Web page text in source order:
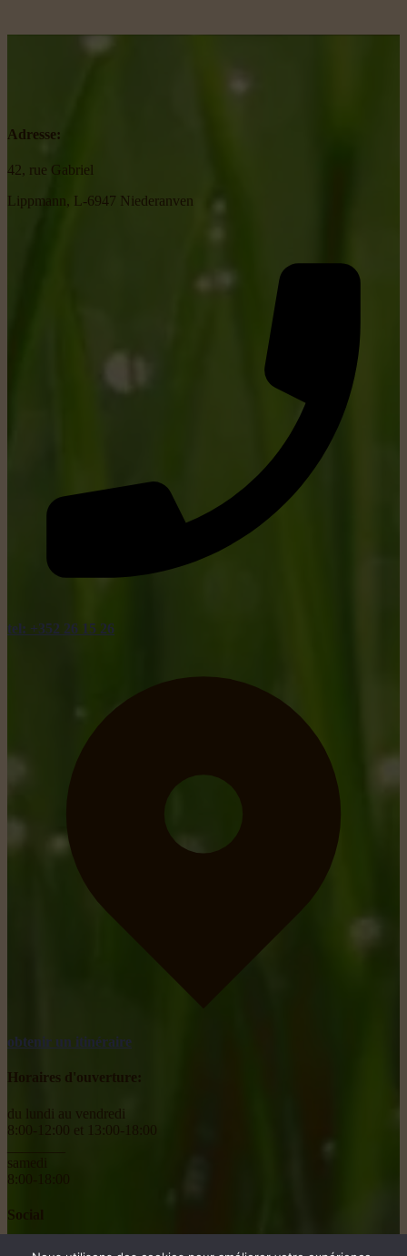
Adresse:
42, rue Gabriel
Lippmann, L-6947 Niederanven
tel: +352 26 15 26
obtenir un itinéraire
Horaires d'ouverture:
du lundi au vendredi
8:00-12:00 et 13:00-18:00
samedi
8:00-18:00
Social